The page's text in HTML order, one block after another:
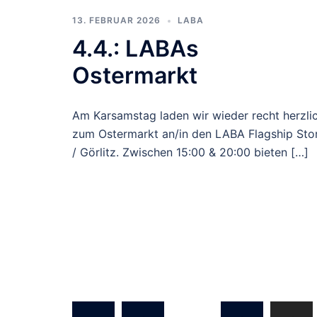
13. FEBRUAR 2026 LABA
4.4.: LABAs
Ostermarkt
Am Karsamstag laden wir wieder recht
zum Ostermarkt an/in den LABA Flagship
/ Görlitz. Zwischen 15:00 & 20:00 bieten […]